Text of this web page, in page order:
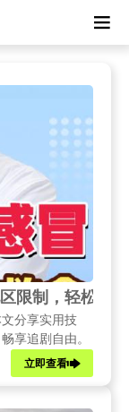
限制，轻松解
分享实用技
享追剧自由。
立即查看